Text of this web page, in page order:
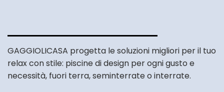
GAGGIOLICASA progetta le soluzioni migliori per il tuo
relax con stile: piscine di design per ogni gusto e
necessità, fuori terra, seminterrate o interrate.